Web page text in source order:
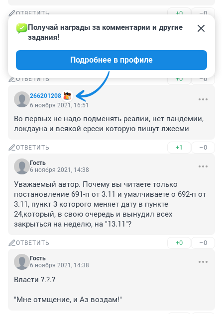
ОТВЕТИТЬ +0 –0
Гость
6 ноября 2021, 20:34
Тюмень пора на митинг моор уйди в отставку в месте
ОТВЕТИТЬ +0 –0
266201208
Получай награды за комментарии и другие
задания!
Подробнее в профиле
6 ноября 2021, 16:51
Во первых не надо подменять реалии, нет пандемии,
локдауна и всякой ереси которую пишут лжесми
ОТВЕТИТЬ +1 –0
Гость
6 ноября 2021, 14:38
Уважаемый автор. Почему вы читаете только
постановление 691-п от 3.11 и умалчиваете о 692-п от
3.11, пункт 3 которого меняет дату в пункте
24,который, в свою очередь и вынудил всех
закрыться на неделю, на "13.11"?
ОТВЕТИТЬ +0 –0
Гость
6 ноября 2021, 14:38
Власти ?.?.?
"Мне отмщение, и Аз воздам!"